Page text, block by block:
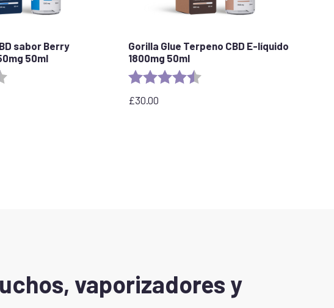
sabor Berry
50ml
4.5 out of 5 stars
Gorilla Glue Terpeno CBD E-líquido
1800mg 50ml
Valoración:
£30.00
vaporizadores y